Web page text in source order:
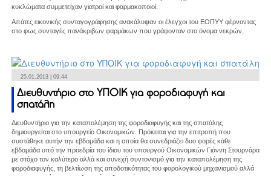
κυκλώματα συμμετείχαν γιατροί και φαρμακοποιοί.
Απάτες εικονικής συνταγογράφησης ανακάλυψαν οι έλεγχοι του ΕΟΠΥΥ φέρνοντας
στο φως συνταγές πανάκριβων φαρμάκων που γράφονταν στο όνομα νεκρών.
25.01.2013 | 09:44
Διευθυντήριο στο ΥΠΟΙΚ για φοροδιαφυγή και
σπατάλη
Διευθυντήριο για την καταπολέμηση της φοροδιαφυγής και της σπατάλης
δημιουργείται στο υπουργείο Οικονομικών. Πρόκειται για την επιτροπή που
συστάθηκε αυτήν την εβδομάδα και η οποία θα συνεδριάζει δυο φορές κάθε
εβδομάδα υπό την προεδρία του ίδιου του υπουργού Οικονομικών Γιάννη Στουρνάρα
με στόχο τον καλύτερο αλλά και συνεχή συντονισμό για την καταπολέμηση της
φοροδιαφυγής, τη βελτίωση της αποδοτικότητας του φορολογικού μηχανισμού αλλά